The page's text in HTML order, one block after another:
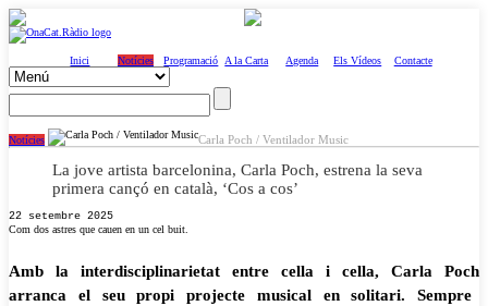
Inici Notícies Programació A la Carta Agenda Els Vídeos Contacte
Notícies Carla Poch / Ventilador Music
La jove artista barcelonina, Carla Poch, estrena la seva
primera cançó en català, ‘Cos a cos’
22 setembre 2025
Com dos astres que cauen en un cel buit.
Amb la interdisciplinarietat entre cella i cella, Carla Poch
arranca el seu propi projecte musical en solitari. Sempre